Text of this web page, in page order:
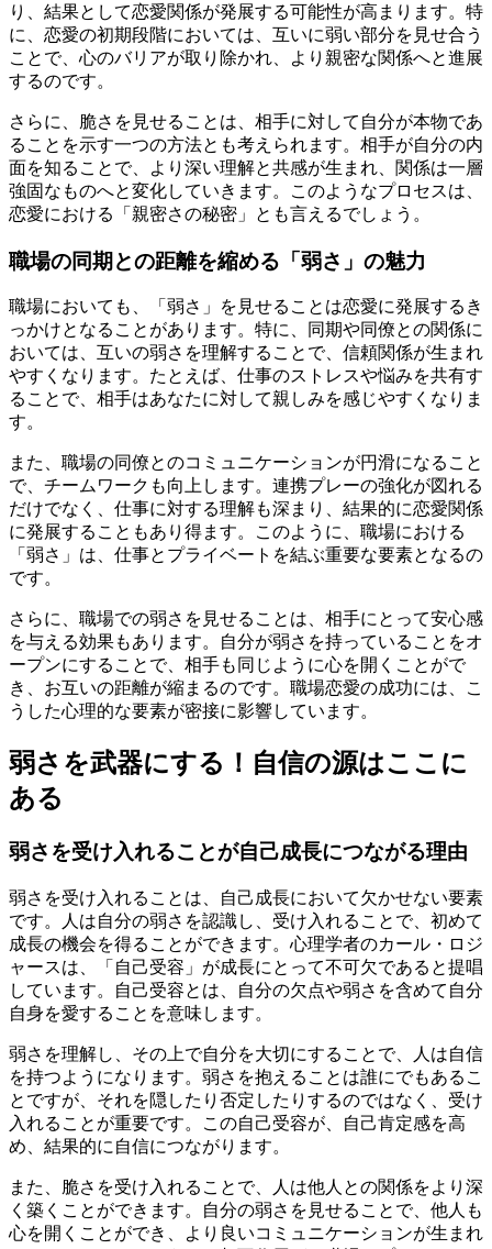
り、結果として恋愛関係が発展する可能性が高まります。特
に、恋愛の初期段階においては、互いに弱い部分を見せ合う
ことで、心のバリアが取り除かれ、より親密な関係へと進展
するのです。
さらに、脆さを見せることは、相手に対して自分が本物であ
ることを示す一つの方法とも考えられます。相手が自分の内
面を知ることで、より深い理解と共感が生まれ、関係は一層
強固なものへと変化していきます。このようなプロセスは、
恋愛における「親密さの秘密」とも言えるでしょう。
職場の同期との距離を縮める「弱さ」の魅力
職場においても、「弱さ」を見せることは恋愛に発展するき
っかけとなることがあります。特に、同期や同僚との関係に
おいては、互いの弱さを理解することで、信頼関係が生まれ
やすくなります。たとえば、仕事のストレスや悩みを共有す
ることで、相手はあなたに対して親しみを感じやすくなりま
す。
また、職場の同僚とのコミュニケーションが円滑になること
で、チームワークも向上します。連携プレーの強化が図れる
だけでなく、仕事に対する理解も深まり、結果的に恋愛関係
に発展することもあり得ます。このように、職場における
「弱さ」は、仕事とプライベートを結ぶ重要な要素となるの
です。
さらに、職場での弱さを見せることは、相手にとって安心感
を与える効果もあります。自分が弱さを持っていることをオ
ープンにすることで、相手も同じように心を開くことがで
き、お互いの距離が縮まるのです。職場恋愛の成功には、こ
うした心理的な要素が密接に影響しています。
弱さを武器にする！自信の源はここに
ある
弱さを受け入れることが自己成長につながる理由
弱さを受け入れることは、自己成長において欠かせない要素
です。人は自分の弱さを認識し、受け入れることで、初めて
成長の機会を得ることができます。心理学者のカール・ロジ
ャースは、「自己受容」が成長にとって不可欠であると提唱
しています。自己受容とは、自分の欠点や弱さを含めて自分
自身を愛することを意味します。
弱さを理解し、その上で自分を大切にすることで、人は自信
を持つようになります。弱さを抱えることは誰にでもあるこ
とですが、それを隠したり否定したりするのではなく、受け
入れることが重要です。この自己受容が、自己肯定感を高
め、結果的に自信につながります。
また、脆さを受け入れることで、人は他人との関係をより深
く築くことができます。自分の弱さを見せることで、他人も
心を開くことができ、より良いコミュニケーションが生まれ